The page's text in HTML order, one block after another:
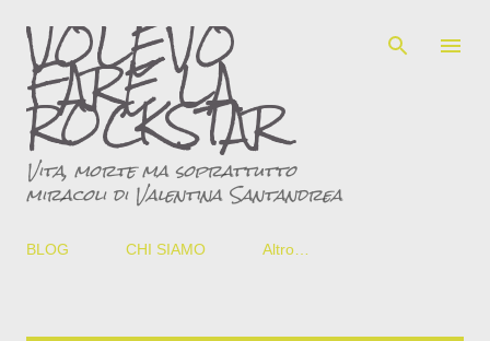
Passa ai contenuti principali
VOLEVO
FARE LA
ROCKSTAR
Vita, morte ma soprattutto
miracoli di Valentina Santandrea
BLOG CHI SIAMO Altro…